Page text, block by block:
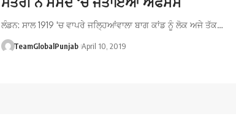
ਲੰਡਨ: ਸਾਲ 1919 'ਚ ਵਾਪਰੇ ਜਲ੍ਹਿਆਂਵਾਲਾ ਬਾਗ ਕਾਂਡ ਨੂੰ ਲੋਕ ਅਜੇ ਤੱਕ…
TeamGlobalPunjab April 10, 2019